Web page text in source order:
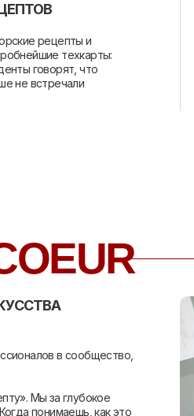
рецепты и
техкарты:
говорят, что
не встречали
в сообщество,
Мы за глубокое
понимаешь, как это